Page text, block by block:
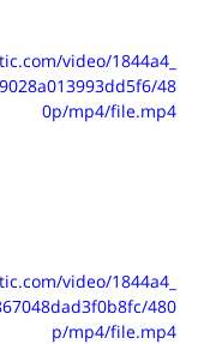
video/1844a4_
48
0p/mp4/file.mp4
video/1844a4_
480
p/mp4/file.mp4